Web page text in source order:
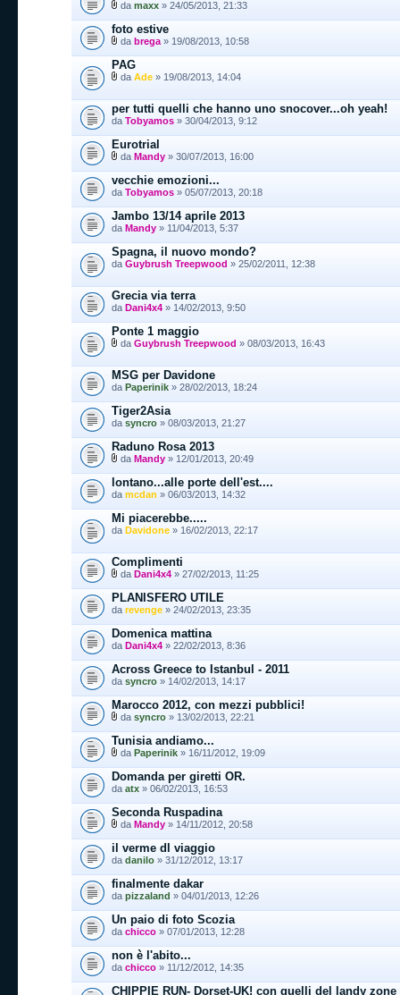
da maxx » 24/05/2013, 21:33
foto estive
da brega » 19/08/2013, 10:58
PAG
da Ade » 19/08/2013, 14:04
per tutti quelli che hanno uno snocover...oh yeah!
da Tobyamos » 30/04/2013, 9:12
Eurotrial
da Mandy » 30/07/2013, 16:00
vecchie emozioni...
da Tobyamos » 05/07/2013, 20:18
Jambo 13/14 aprile 2013
da Mandy » 11/04/2013, 5:37
Spagna, il nuovo mondo?
da Guybrush Treepwood » 25/02/2011, 12:38
Grecia via terra
da Dani4x4 » 14/02/2013, 9:50
Ponte 1 maggio
da Guybrush Treepwood » 08/03/2013, 16:43
MSG per Davidone
da Paperinik » 28/02/2013, 18:24
Tiger2Asia
da syncro » 08/03/2013, 21:27
Raduno Rosa 2013
da Mandy » 12/01/2013, 20:49
lontano...alle porte dell'est....
da mcdan » 06/03/2013, 14:32
Mi piacerebbe.....
da Davidone » 16/02/2013, 22:17
Complimenti
da Dani4x4 » 27/02/2013, 11:25
PLANISFERO UTILE
da revenge » 24/02/2013, 23:35
Domenica mattina
da Dani4x4 » 22/02/2013, 8:36
Across Greece to Istanbul - 2011
da syncro » 14/02/2013, 14:17
Marocco 2012, con mezzi pubblici!
da syncro » 13/02/2013, 22:21
Tunisia andiamo...
da Paperinik » 16/11/2012, 19:09
Domanda per giretti OR.
da atx » 06/02/2013, 16:53
Seconda Ruspadina
da Mandy » 14/11/2012, 20:58
il verme dl viaggio
da danilo » 31/12/2012, 13:17
finalmente dakar
da pizzaland » 04/01/2013, 12:26
Un paio di foto Scozia
da chicco » 07/01/2013, 12:28
non è l'abito...
da chicco » 11/12/2012, 14:35
CHIPPIE RUN- Dorset-UK! con quelli del landy zone